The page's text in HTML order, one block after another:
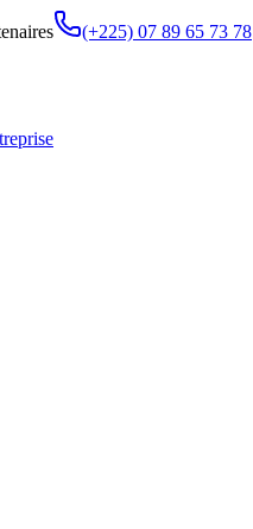
(+225) 07 89 65 73 78